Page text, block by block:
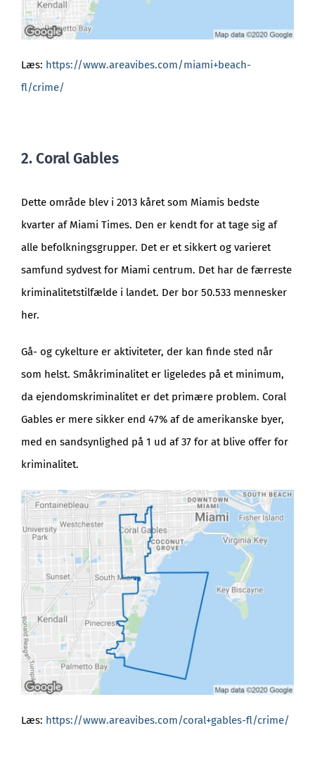
Læs: https://www.areavibes.com/miami+beach-
fl/crime/
2. Coral Gables
Dette område blev i 2013 kåret som Miamis bedste
kvarter af Miami Times. Den er kendt for at tage sig af
alle befolkningsgrupper. Det er et sikkert og varieret
samfund sydvest for Miami centrum. Det har de færreste
kriminalitetstilfælde i landet. Der bor 50.533 mennesker
her.
Gå- og cykelture er aktiviteter, der kan finde sted når
som helst. Småkriminalitet er ligeledes på et minimum,
da ejendomskriminalitet er det primære problem. Coral
Gables er mere sikker end 47% af de amerikanske byer,
med en sandsynlighed på 1 ud af 37 for at blive offer for
kriminalitet.
Læs: https://www.areavibes.com/coral+gables-fl/crime/